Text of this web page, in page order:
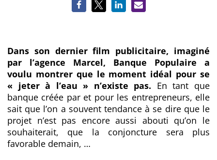
Dans son dernier film publicitaire, imaginé
par l’agence Marcel, Banque Populaire a
voulu montrer que le moment idéal pour se
« jeter à l’eau » n’existe pas. En tant que
banque créée par et pour les entrepreneurs, elle
sait que l’on a souvent tendance à se dire que le
projet n’est pas encore aussi abouti qu’on le
souhaiterait, que la conjoncture sera plus
favorable demain, …